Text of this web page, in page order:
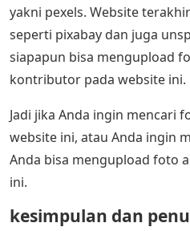
yakni pexels. Website
seperti pixabay dan juga
siapapun bisa mengupload
kontributor pada website ini.
Jadi jika Anda ingin mencari
website ini, atau Anda ingin
Anda bisa mengupload foto
ini.
kesimpulan dan